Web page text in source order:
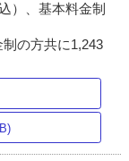
）、基本料金制
の方共に1,243